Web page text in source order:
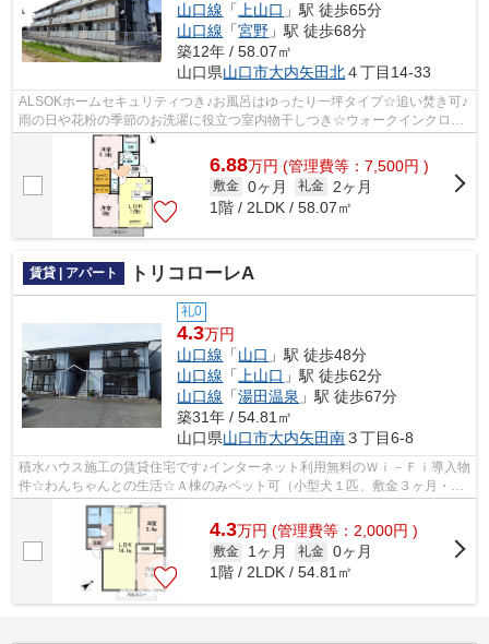
山口線 「 上山口 」駅 徒歩65分
山口線 「宮野 」駅 徒歩68分
築12年 / 58.07㎡
山口県山口市大内矢田北４丁目14-33
ALSOKホームセキュリティつき♪お風呂はゆったり一坪タイプ☆追い焚き可♪
雨の日や花粉の季節のお洗濯に役立つ室内物干しつき☆ウォークインクロー
ゼットにはたっぷり収納できますよ(´v｀)♪
6.88万円 (管理費等：7,500円 )
敷金 0ヶ月 礼金
2ヶ月
1階 / 2LDK / 58.07㎡
賃貸 | アパート トリコローレA
礼0
4.3万円
山口線 「山口 」駅 徒歩48分
山口線 「 上山口 」駅 徒歩62分
山口線 「湯田温泉 」駅 徒歩67分
築31年 / 54.81㎡
山口県山口市大内矢田南３丁目6-8
積水ハウス施工の賃貸住宅です♪インターネット利用無料のＷｉ－Ｆｉ導入物
件☆わんちゃんとの生活☆Ａ棟のみペット可（小型犬１匹、敷金３ヶ月・賃
料＋２０００円/月）物件です☆エアコン...
4.3万円 (管理費等：2,000円 )
敷金 1ヶ月 礼金 0ヶ月
1階 / 2LDK / 54.81㎡